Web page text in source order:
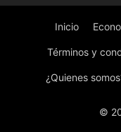
Inicio
Términos y
¿Quienes
©